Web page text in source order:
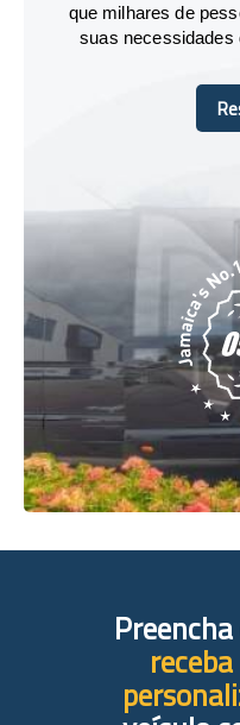
que milhares de
suas necessidades